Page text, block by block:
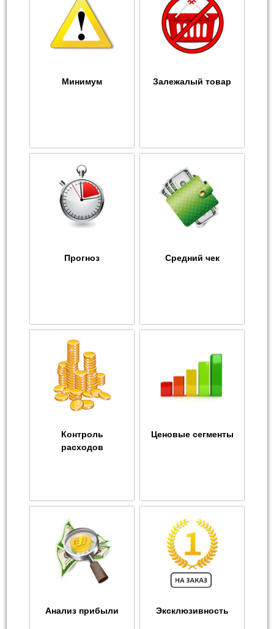
Минимум Залежалый товар
Прогноз Средний чек
Контроль
расходов
Ценовые сегменты
Анализ прибыли Эксклюзивность